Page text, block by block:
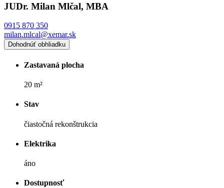
JUDr. Milan Mlčal, MBA
0915 870 350
milan.mlcal@xemar.sk
Dohodnúť obhliadku
Zastavaná plocha
20 m²
Stav
čiastočná rekonštrukcia
Elektrika
áno
Dostupnosť